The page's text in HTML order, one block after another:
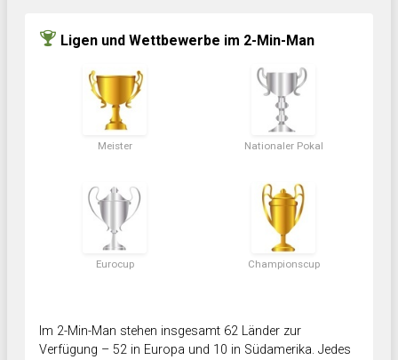
Ligen und Wettbewerbe im 2-Min-Man
Meister Nationaler Pokal
Eurocup Championscup
Im 2-Min-Man stehen insgesamt 62 Länder zur
Verfügung – 52 in Europa und 10 in Südamerika. Jedes